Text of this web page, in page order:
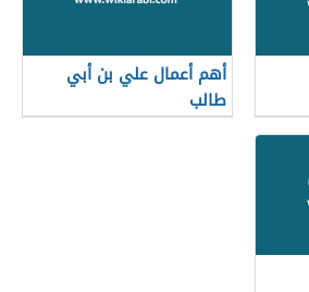
أهم أعمال علي بن أبي
طالب